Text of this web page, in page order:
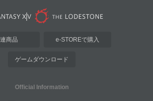
商品 e-STOREで購入
ゲームダウンロード
Official Information